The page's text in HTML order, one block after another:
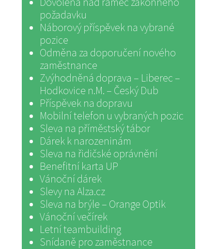
požadavku
Náborový příspěvek na vybrané
pozice
Odměna za doporučení nového
zaměstnance
Zvýhodněná doprava – Liberec –
Hodkovice n.M. – Český Dub
Příspěvek na dopravu
Mobilní telefon u vybraných pozic
Sleva na příměstský tábor
Dárek k narozeninám
Sleva na řidičské oprávnění
Benefitní karta UP
Vánoční dárek
Slevy na Alza.cz
Sleva na brýle – Orange Optik
Vánoční večírek
Letní teambuilding
Snídaně pro zaměstnance